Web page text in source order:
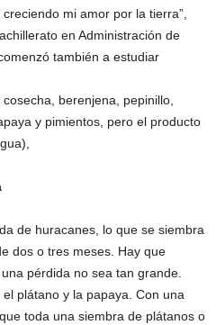
mi amor por la tierra”,
en Administración de
también a estudiar
berenjena, pepinillo,
y pimientos, pero el producto
de huracanes, lo que se siembra
dos o tres meses. Hay que
pérdida no sea tan grande.
plátano y la papaya. Con una
toda una siembra de plátanos o